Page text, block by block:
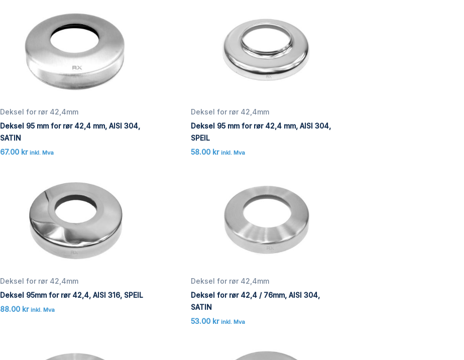
Deksel for rør 42,4mm
Deksel 95 mm for rør 42,4 mm, AISI 304,
SATIN
67.00 kr inkl. Mva
Deksel for rør 42,4mm
Deksel 95 mm for rør 42,4 mm, AISI 304,
SPEIL
58.00 kr inkl. Mva
Deksel for rør 42,4mm
Deksel 95mm for rør 42,4, AISI 316, SPEIL
88.00 kr inkl. Mva
Deksel for rør 42,4mm
Deksel for rør 42,4 / 76mm, AISI 304,
SATIN
53.00 kr inkl. Mva